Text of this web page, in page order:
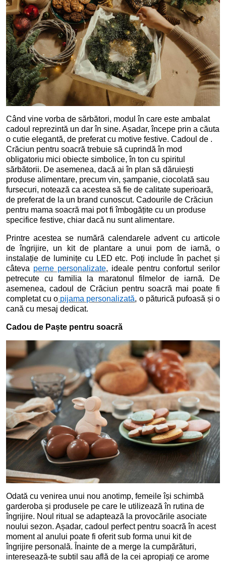
Când vine vorba de sărbători, modul în care este ambalat
cadoul reprezintă un dar în sine. Așadar, începe prin a căuta
o cutie elegantă, de preferat cu motive festive. Cadoul de .
Crăciun pentru soacră trebuie să cuprindă în mod
obligatoriu mici obiecte simbolice, în ton cu spiritul
sărbătorii. De asemenea, dacă ai în plan să dăruiești
produse alimentare, precum vin, șampanie, ciocolată sau
fursecuri, notează ca acestea să fie de calitate superioară,
de preferat de la un brand cunoscut. Cadourile de Crăciun
pentru mama soacră mai pot fi îmbogățite cu un produse
specifice festive, chiar dacă nu sunt alimentare.
Printre acestea se numără calendarele advent cu articole
de îngrijire, un kit de plantare a unui pom de iarnă, o
instalație de luminițe cu LED etc. Poți include în pachet și
câteva perne personalizate, ideale pentru confortul serilor
petrecute cu familia la maratonul filmelor de iarnă. De
asemenea, cadoul de Crăciun pentru soacră mai poate fi
completat cu o pijama personalizată, o păturică pufoasă și o
cană cu mesaj dedicat.
Cadou de Paște pentru soacră
Odată cu venirea unui nou anotimp, femeile își schimbă
garderoba și produsele pe care le utilizează în rutina de
îngrijire. Noul ritual se adaptează la provocările asociate
noului sezon. Așadar, cadoul perfect pentru soacră în acest
moment al anului poate fi oferit sub forma unui kit de
îngrijire personală. Înainte de a merge la cumpărături,
interesează-te subtil sau află de la cei apropiați ce arome